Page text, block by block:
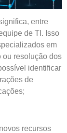
entre
de TI. Isso
em
ou resolução dos
identificar
de
recursos